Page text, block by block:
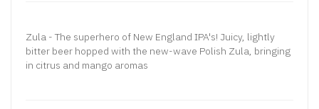
Zula - The superhero of New England IPA's! Juicy, lightly
bitter beer hopped with the new-wave Polish Zula, bringing
in citrus and mango aromas